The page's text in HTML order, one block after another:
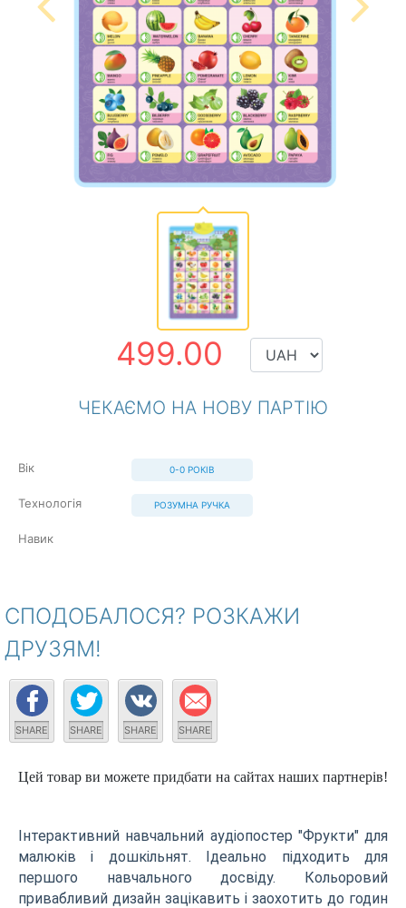
499.00
ЧЕКАЄМО НА НОВУ ПАРТІЮ
Вік 0-0 РОКІВ
Технологія РОЗУМНА РУЧКА
Навик
СПОДОБАЛОСЯ? РОЗКАЖИ
ДРУЗЯМ!
+1
SHARE
+1
SHARE
+1
SHARE
+1
SHARE
Цей товар ви можете придбати на сайтах наших партнерів!
Інтерактивний навчальний аудіопостер "Фрукти" для
малюків і дошкільнят. Ідеально підходить для
першого навчального досвіду. Кольоровий
привабливий дизайн зацікавить і заохотить до годин